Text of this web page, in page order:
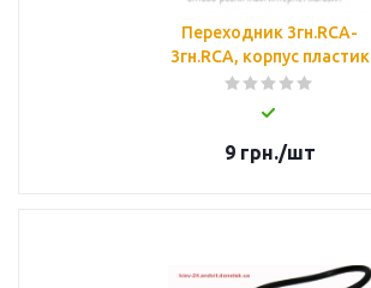
Переходник 3гн.RCA-
3гн.RCA, корпус пластик
9грн./шт